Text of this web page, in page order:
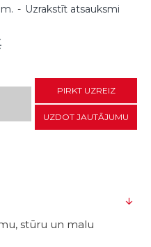
- Uzrakstīt atsauksmi
PIRKT UZREIZ
UZDOT JAUTĀJUMU
stūru un malu